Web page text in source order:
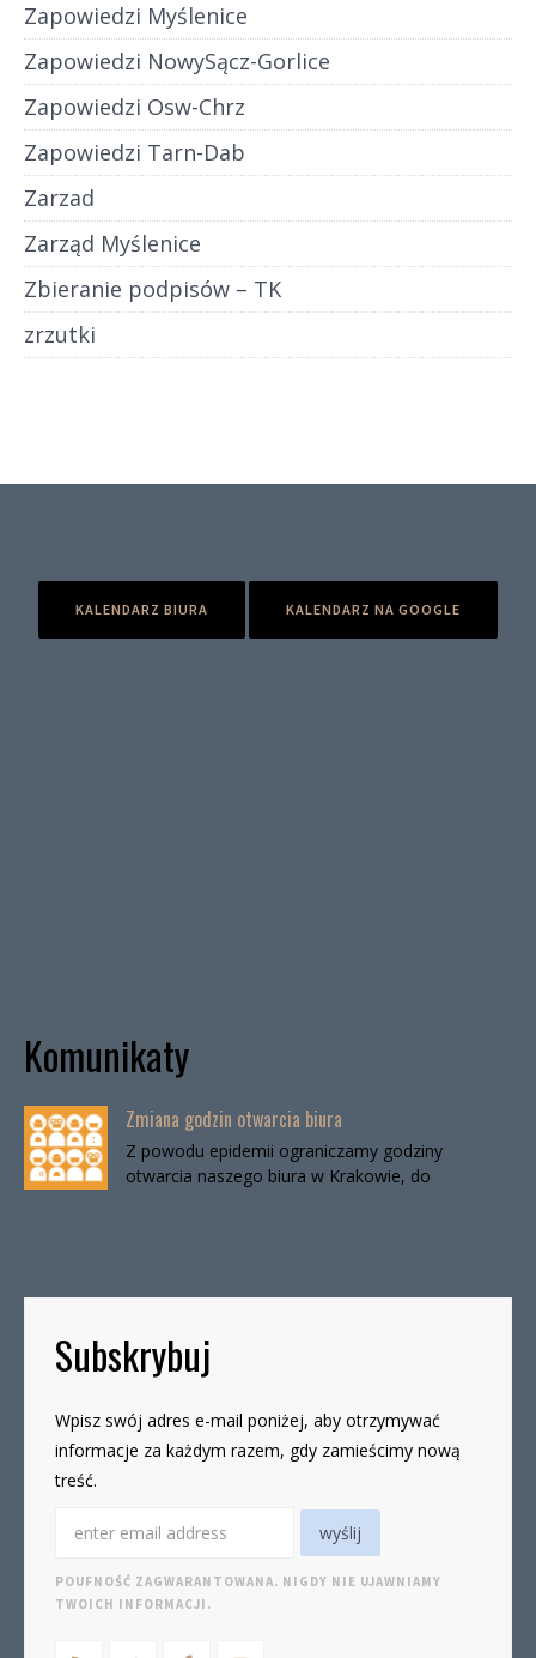
Zapowiedzi Myślenice
Zapowiedzi NowySącz-Gorlice
Zapowiedzi Osw-Chrz
Zapowiedzi Tarn-Dab
Zarzad
Zarząd Myślenice
Zbieranie podpisów – TK
zrzutki
KALENDARZ BIURA KALENDARZ NA GOOGLE
Komunikaty
Zmiana godzin otwarcia biura
Z powodu epidemii ograniczamy godziny
otwarcia naszego biura w Krakowie, do
Subskrybuj
Wpisz swój adres e-mail poniżej, aby otrzymywać
informacje za każdym razem, gdy zamieścimy nową
treść.
POUFNOŚĆ ZAGWARANTOWANA. NIGDY NIE UJAWNIAMY
TWOICH INFORMACJI.